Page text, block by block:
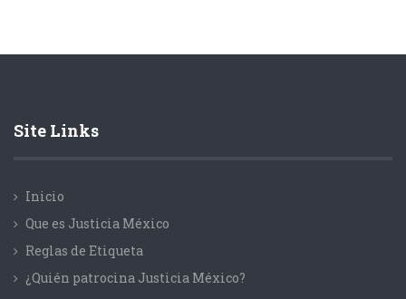
Site Links
Inicio
Que es Justicia México
Reglas de Etiqueta
¿Quién patrocina Justicia México?